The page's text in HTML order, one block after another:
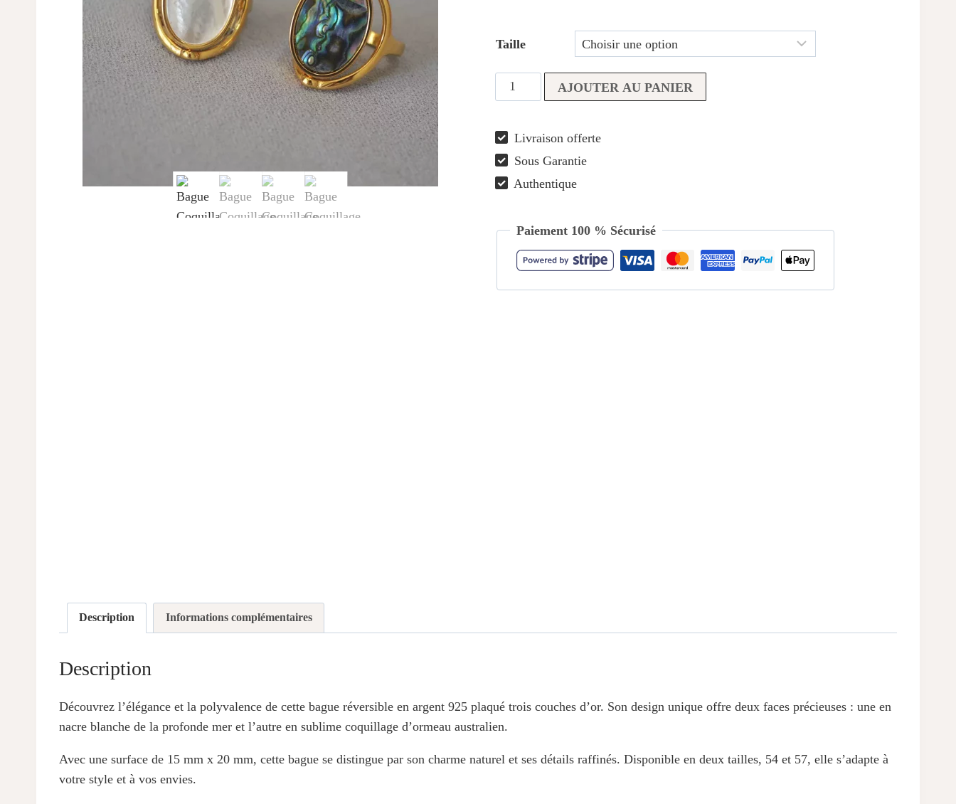
Taille
quantité
de
Coquillage
Réversible
AJOUTER AU PANIER
Livraison offerte
Sous Garantie
Authentique
Paiement 100 % Sécurisé
Description Informations complémentaires
Description
Découvrez l’élégance et la polyvalence de cette bague réversible en argent 925 plaqué trois couches d’or. Son design unique offre deux faces précieuses : une en
nacre blanche de la profonde mer et l’autre en sublime coquillage d’ormeau australien.
Avec une surface de 15 mm x 20 mm, cette bague se distingue par son charme naturel et ses détails raffinés. Disponible en deux tailles, 54 et 57, elle s’adapte à
votre style et à vos envies.